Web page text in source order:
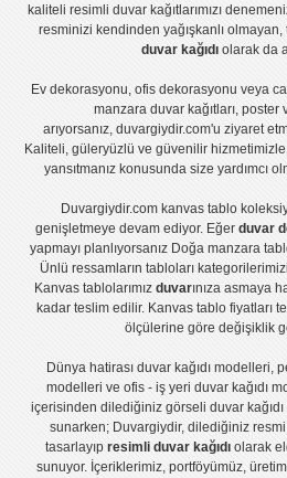
kaliteli resimli duvar kağıtlarımızı
resminizi kendinden yağışkanlı
duvar kağıdıolarak da
Ev dekorasyonu,ofis dekorasyonu veya
manzara duvar kağıtları, poster
arıyorsanız, duvargiydir.com'u ziyaret
Kaliteli, güleryüzlü ve güvenilir
yansıtmanız konusunda size yardımcı
Duvargiydir.com kanvas tablo
genişletmeye devam ediyor. Eğerduvar
yapmayı planlıyorsanız Doğa manzara
Ünlü ressamların tabloları
Kanvas tablolarımız duvarınıza asmaya
kadar teslim edilir. Kanvas tablo fiyatları
ölçülerine göre değişiklik
Dünya hatirası duvar kağıdı modelleri,
modelleri ve ofis - iş yeri duvar kağıdı
içerisinden dilediğiniz görseli duvar
sunarken; Duvargiydir, dilediğiniz resmi
tasarlayıp resimli duvar kağıdıolarak
sunuyor. İçeriklerimiz, portföyümüz,